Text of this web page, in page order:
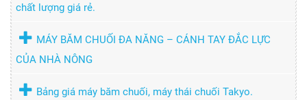
chất lượng giá rẻ.
MÁY BĂM CHUỐI ĐA NĂNG – CÁNH TAY ĐẮC LỰC
CỦA NHÀ NÔNG
Bảng giá máy băm chuối, máy thái chuối Takyo.